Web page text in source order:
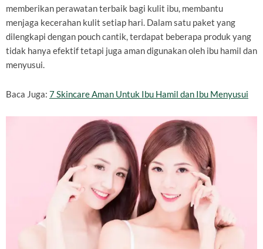
memberikan perawatan terbaik bagi kulit ibu, membantu
menjaga kecerahan kulit setiap hari. Dalam satu paket yang
dilengkapi dengan pouch cantik, terdapat beberapa produk yang
tidak hanya efektif tetapi juga aman digunakan oleh ibu hamil dan
menyusui.
Baca Juga: 7 Skincare Aman Untuk Ibu Hamil dan Ibu Menyusui